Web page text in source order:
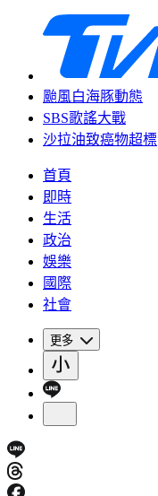
颱風白海豚動態
SBS歌謠大戰
沙拉油致癌物超標
首頁
即時
生活
政治
娛樂
國際
社會
更多